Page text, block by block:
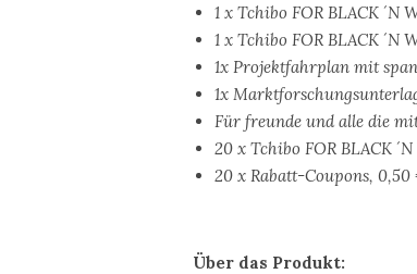
1 x Tchibo FOR BLACK ´N
1 x Tchibo FOR BLACK ´N
1x Projektfahrplan mit
1x
Für freunde und alle die
20 x Tchibo FOR BLACK
20 x Rabatt-Coupons,
Über das Produkt: